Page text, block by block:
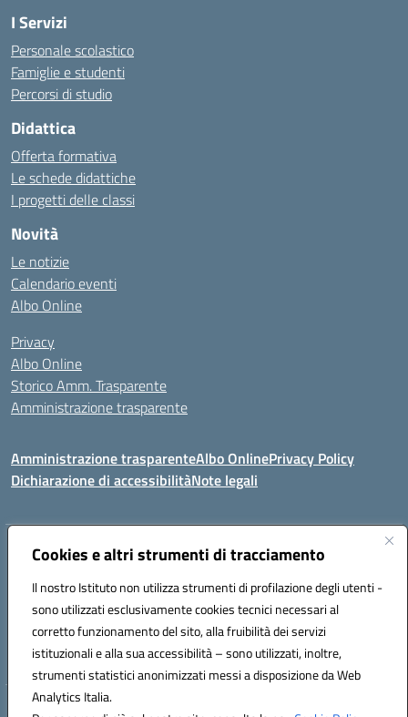
Cookies e altri strumenti di tracciamento
Il nostro Istituto non utilizza strumenti di profilazione degli utenti -
sono utilizzati esclusivamente cookies tecnici necessari al
corretto funzionamento del sito, alla fruibilità dei servizi
istituzionali e alla sua accessibilità – sono utilizzati, inoltre,
strumenti statistici anonimizzati messi a disposizione da Web
Analytics Italia.
I Servizi
Personale scolastico
Famiglie e studenti
Percorsi di studio
Didattica
Offerta formativa
Le schede didattiche
I progetti delle classi
Novità
Le notizie
Calendario eventi
Albo Online
Privacy
Albo Online
Storico Amm. Trasparente
Amministrazione trasparente
Amministrazione trasparenteAlbo OnlinePrivacy Policy
Dichiarazione di accessibilitàNote legali
Indirizzo:Via Mastelloni - Viale Colombo 71121 Foggia
Posta elettronica certificata (PEC):fgic885004@pec.istruzione.it
Codice fiscale: 94118760712
Codice meccanografico: FGIC885004
Hosting & Powered by 3D Solution S.r.l.